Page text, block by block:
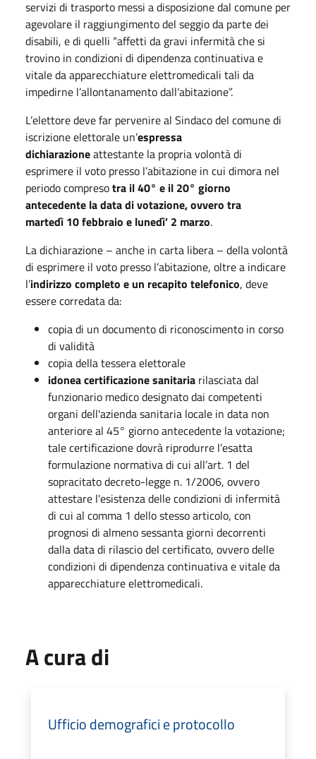
servizi di trasporto messi a disposizione dal comune per
agevolare il raggiungimento del seggio da parte dei
disabili, e di quelli “affetti da gravi infermità che si
trovino in condizioni di dipendenza continuativa e
vitale da apparecchiature elettromedicali tali da
impedirne l’allontanamento dall’abitazione”.
L’elettore deve far pervenire al Sindaco del comune di
iscrizione elettorale un’espressa
dichiarazioneattestante la propria volontà di
esprimere il voto presso l’abitazione in cui dimora nel
periodo compresotra il 40° e il 20° giorno
antecedente la data di votazione, ovvero tra
martedì 10 febbraio e lunedì’ 2 marzo.
La dichiarazione – anche in carta libera – della volontà
di esprimere il voto presso l’abitazione, oltre a indicare
l’indirizzo completo e un recapito telefonico, deve
essere corredata da:
copia di un documento di riconoscimento in corso
di validità
copia della tessera elettorale
idonea certificazione sanitaria rilasciata dal
funzionario medico designato dai competenti
organi dell'azienda sanitaria locale in data non
anteriore al 45° giorno antecedente la votazione;
tale certificazione dovrà riprodurre l’esatta
formulazione normativa di cui all’art. 1 del
sopracitato decreto-legge n. 1/2006, ovvero
attestare l'esistenza delle condizioni di infermità
di cui al comma 1 dello stesso articolo, con
prognosi di almeno sessanta giorni decorrenti
dalla data di rilascio del certificato, ovvero delle
condizioni di dipendenza continuativa e vitale da
apparecchiature elettromedicali.
A cura di
Ufficio demografici e protocollo